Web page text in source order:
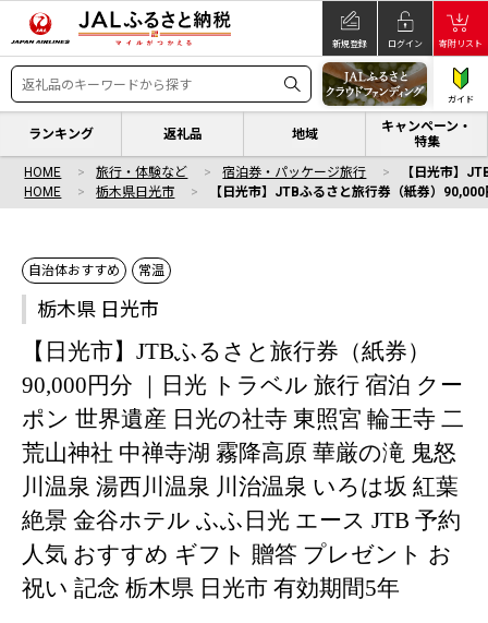
新規登録 ログイン 寄附リスト
ガイド
ランキング 返礼品 地域
キャンペーン・
特集
HOME 旅行・体験など 宿泊券・パッケージ旅行
【日光市】
HOME
栃木県日光市 【日光市】JTBふるさと旅行券（紙券）
自治体おすすめ 常温
栃木県 日光市
【日光市】JTBふるさと旅行券（紙券）
90,000円分 ｜日光 トラベル 旅行 宿泊 クー
ポン 世界遺産 日光の社寺 東照宮 輪王寺 二
荒山神社 中禅寺湖 霧降高原 華厳の滝 鬼怒
川温泉 湯西川温泉 川治温泉 いろは坂 紅葉
絶景 金谷ホテル ふふ日光 エース JTB 予約
人気 おすすめ ギフト 贈答 プレゼント お
祝い 記念 栃木県 日光市 有効期間5年